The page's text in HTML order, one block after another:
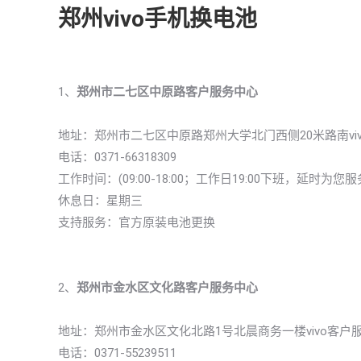
郑州vivo手机换电池
1、 郑州市二七区中原路客户服务中心
地址：郑州市二七区中原路郑州大学北门西侧20米路南
电话：0371-66318309
工作时间：(09:00-18:00；工作日19:00下班，延时为您服
休息日：星期三
支持服务：官方原装电池更换
2、 郑州市金水区文化路客户服务中心
地址：郑州市金水区文化北路1号北晨商务一楼vivo客户
电话：0371-55239511